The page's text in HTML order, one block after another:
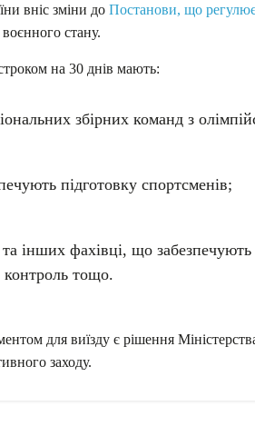
вніс зміни до Постанови, що
стану.
на 30 днів мають:
збірних команд з
підготовку спортсменів;
та інших фахівці, що
контроль тощо.
для виїзду є рішення
заходу.